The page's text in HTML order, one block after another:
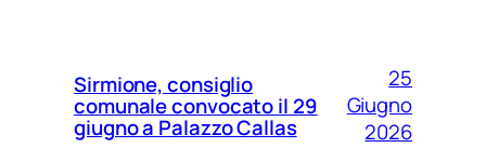
Sirmione, consiglio
comunale convocato il 29
giugno a Palazzo Callas
25
Giugno
2026